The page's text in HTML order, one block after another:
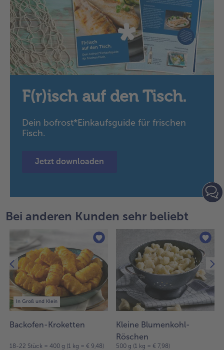
23
Artikel
in
der
Liste.
F(r)isch auf den Tisch.
Dein bofrost*Einkaufsguide für frischen
Fisch.
Jetzt downloaden
Bei anderen Kunden sehr beliebt
In Groß und Klein
Backofen-Kroketten
18-22 Stück = 400 g (1 kg = € 9,48)
Kleine Blumenkohl-
Röschen
500 g (1 kg = € 7,98)